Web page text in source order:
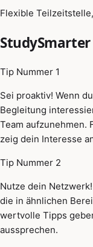
Flexible
Tip Nummer 1
Sei proaktiv! Wenn
Begleitung
Team aufzunehmen.
zeig dein Interesse
Tip Nummer 2
Nutze dein
die in ähnlichen
wertvolle Tipps
aussprechen.